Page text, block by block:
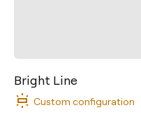
Bright Line
Custom configuration